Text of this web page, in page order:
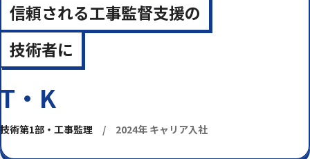
信頼される工事監督支援の
技術者に
T・K
技術第1部・工事監理 / 2024年 キャリア入社